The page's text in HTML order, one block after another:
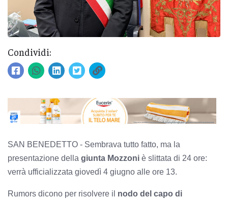
Condividi:
SAN BENEDETTO - Sembrava tutto fatto, ma la
presentazione della giunta Mozzoni è slittata di 24 ore:
verrà ufficializzata giovedì 4 giugno alle ore 13.
Rumors dicono per risolvere il nodo del capo di